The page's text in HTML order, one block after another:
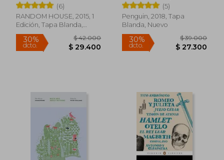
(6)
RANDOM HOUSE, 2015, 1
Edición, Tapa Blanda,
Nuevo
$ 29.400
Rápido
(5)
Penguin, 2018, Tapa
Blanda, Nuevo
30%
dcto.